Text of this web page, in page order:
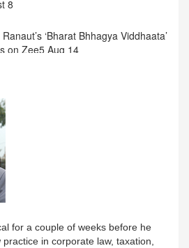
on Zee5 Aug 14
Ratna Award : JioStar CEO
Kevin Vaz honoured
hotels need IPRS licence for TV
for a couple of weeks before he
in corporate law, taxation,